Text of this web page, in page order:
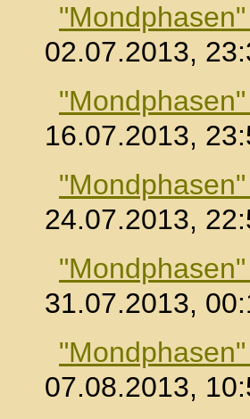
02.07.2013,
16.07.2013,
24.07.2013,
31.07.2013,
07.08.2013,